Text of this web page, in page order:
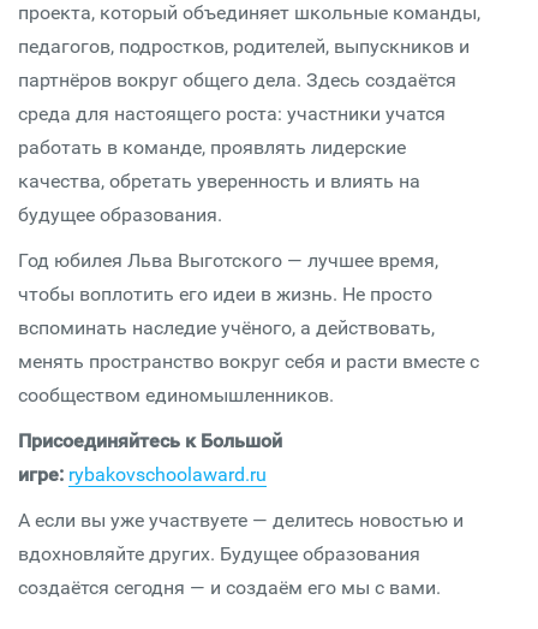
проекта, который объединяет школьные команды,
педагогов, подростков, родителей, выпускников и
партнёров вокруг общего дела. Здесь создаётся
среда для настоящего роста: участники учатся
работать в команде, проявлять лидерские
качества, обретать уверенность и влиять на
будущее образования.
Год юбилея Льва Выготского — лучшее время,
чтобы воплотить его идеи в жизнь. Не просто
вспоминать наследие учёного, а действовать,
менять пространство вокруг себя и расти вместе с
сообществом единомышленников.
Присоединяйтесь к Большой
игре: rybakovschoolaward.ru
А если вы уже участвуете — делитесь новостью и
вдохновляйте других. Будущее образования
создаётся сегодня — и создаём его мы с вами.